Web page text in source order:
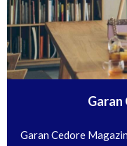
Garan
Garan Cedore